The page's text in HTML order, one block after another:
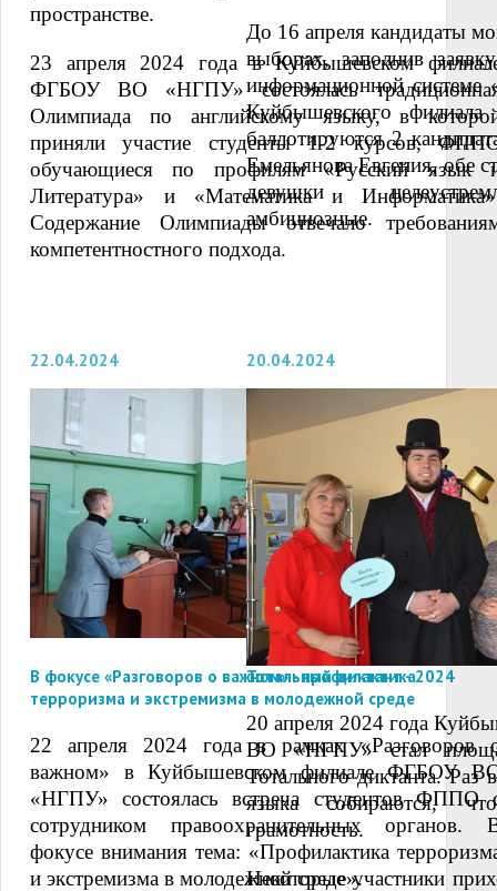
пространстве.
23 апреля 2024 года в Куйбышевском
ФГБОУ ВО «НГПУ» состоялась
Олимпиада по английскому языку, в
приняли участие студенты 1-2 курсов,
обучающиеся по профилям «Русский язык
Литература» и «Математика и
Содержание Олимпиады отвечало
компетентностного подхода.
До 16 апреля кандидаты
выборах, заполнив
информационной
Куйбышевского
баллотируются 2
Емельянова Евгения, обе
девушки
амбициозные.
22.04.2024
В фокусе «Разговоров о важном» - профилактика
терроризма и экстремизма в молодежной среде
22 апреля 2024 года в рамках «Разговоров
важном» в Куйбышевском филиале ФГБОУ
«НГПУ» состоялась встреча студентов ФППО
сотрудником правоохранительных органов.
фокусе внимания тема: «Профилактика
и экстремизма в молодежной среде».
20.04.2024
Тотальный диктант - 2024
20 апреля 2024 года
ВО «НГПУ» стал
Тотального диктанта. Раз
языка собираются,
грамотность.
Некоторые участники